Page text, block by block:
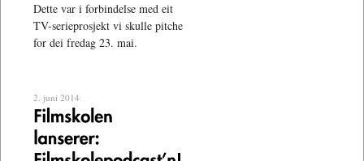
Dette var i forbindelse med eit
TV-serieprosjekt vi skulle pitche
for dei fredag 23. mai.
2. juni 2014